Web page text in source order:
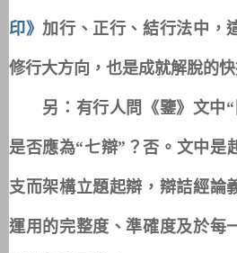
印》 加行、正行、結行法中，
修行大方向，也是成就解脫的快
另：有行人問《鑒》文中
是否應為“七辯”？否。文中是
支而架構立題起辯，辯詰經論
運用的完整度、準確度及於每